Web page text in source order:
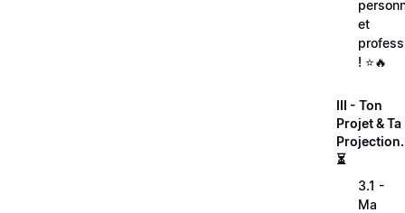
et
! ⭐🔥
III - Ton
Projet & Ta
Projection.
⏳
3.1 -
Ma